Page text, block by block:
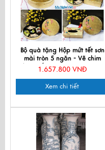
Bộ quà tặng Hộp mứt tết sơn
mài tròn 5 ngăn - Vẽ chim
đào- Đắp Vàng QTTBLT-Uy-1
1.657.800 VNĐ
Xem chi tiết